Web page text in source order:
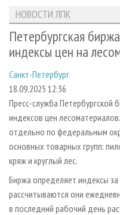
ЛЕСОЗАГОТОВКА
ЛЕСОПИЛЕНИЕ
СУШКА ДРЕВЕСИНЫ
ПРОИЗВОДСТВО
ДЕРЕВЯННОЕ
ПРОИЗВОДСТВО
БИОЭНЕРГЕТИКА
ЦБП
ИНСТРУМЕНТ И
НОВОСТИ ЛПК
НОВОСТИ ЖУРНАЛА
ПРОЕКТЫ ЛПИ
АНАЛИТИКА
ПРЕДПРИЯТИЯ ЛПК
ПЕРСОНЫ
МОБИЛЬНЫЕ ВЫСТАВКИ
ОФИЦИАЛЬНЫЕ
ПРИОРИТЕТНЫЕ
RUSSIAN FORESTRY
ГАЗЕТА
БИБЛИОТЕКА
АРХИВ ЖУРНАЛОВ
О ЖУРНАЛЕ
ПОДПИСКА
КОНТАКТЫ
РЕКЛАМОДАТЕЛЯМ
РЕКЛАМА
РЕКЛАМА НА САЙТЕ
НОВОСТИ ЛПК
Петербургская
индексы цен на
Санкт-Петербург
18.09.2025 12:36
Пресс-служба Петербургской
индексов цен
отдельно по федеральным
основных товарных групп:
кряж и круглый лес.
Биржа определяет индексы
рассчитываются они
в последний рабочий день